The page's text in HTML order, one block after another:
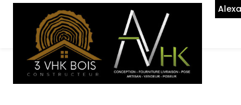
Panneau de gestion des cookies